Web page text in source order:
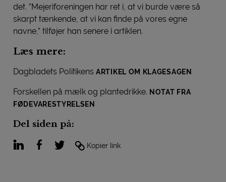
det. ”Mejeriforeningen har ret i, at vi burde være så
skarpt tænkende, at vi kan finde på vores egne
navne,” tilføjer han senere i artiklen.
Læs mere:
Dagbladets Politikens ARTIKEL OM KLAGESAGEN
Forskellen på mælk og plantedrikke. NOTAT FRA
FØDEVARESTYRELSEN
Del siden på:
LinkedInFacebook
TwitterKopier link